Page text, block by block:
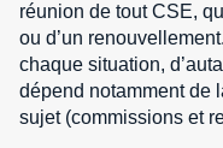
réunion de tout CSE,
ou d’un
chaque situation,
dépend notamment de
sujet (commissions et